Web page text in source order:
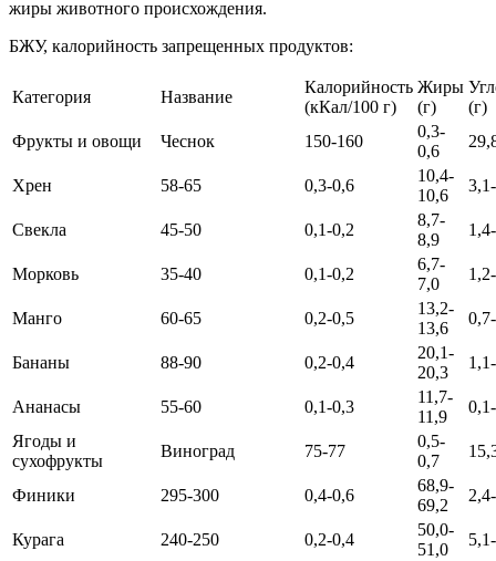
жиры животного происхождения.
БЖУ, калорийность запрещенных продуктов:
Категория Название
Калорийность
(кКал/100 г)
Жиры
(г)
(г)
Фрукты и овощи
Чеснок 150-160
0,3-
0,6
Хрен 58-65 0,3-0,6
10,4-
10,6
Свекла 45-50 0,1-0,2
8,7-
8,9
Морковь 35-40 0,1-0,2
6,7-
7,0
Манго 60-65 0,2-0,5
13,2-
13,6
Бананы 88-90 0,2-0,4
20,1-
20,3
Ананасы 55-60 0,1-0,3
11,7-
11,9
Ягоды и
сухофрукты
Виноград 75-77
0,5-
0,7
Финики 295-300 0,4-0,6
68,9-
69,2
Курага 240-250 0,2-0,4
50,0-
51,0